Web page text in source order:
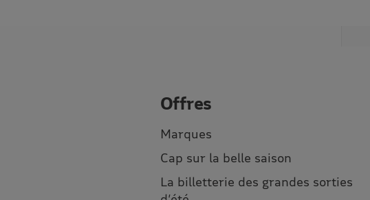
Offres
Marques
Cap sur la belle saison
La billetterie des grandes sorties